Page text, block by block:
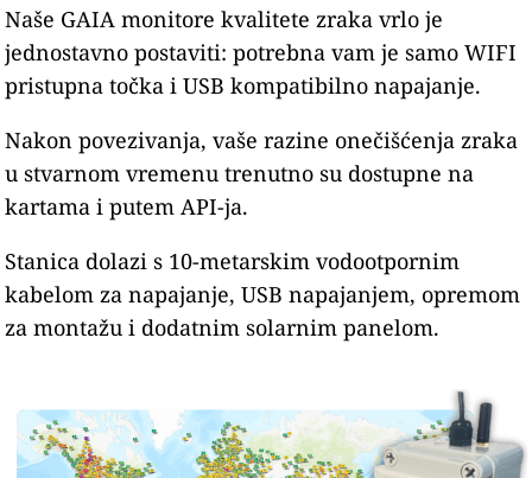
Naše GAIA monitore kvalitete zraka vrlo je
jednostavno postaviti: potrebna vam je samo WIFI
pristupna točka i USB kompatibilno napajanje.
Nakon povezivanja, vaše razine onečišćenja zraka
u stvarnom vremenu trenutno su dostupne na
kartama i putem API-ja.
Stanica dolazi s 10-metarskim vodootpornim
kabelom za napajanje, USB napajanjem, opremom
za montažu i dodatnim solarnim panelom.